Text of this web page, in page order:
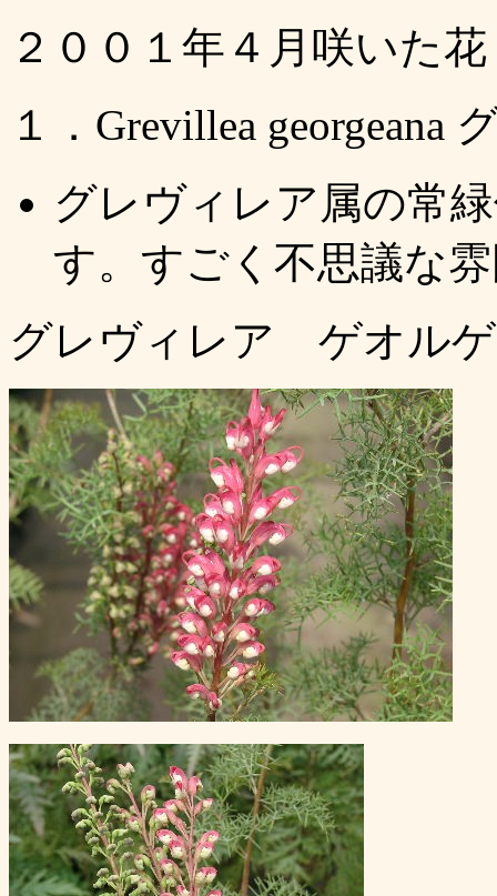
２００１年４月咲いた花
１．Grevillea
グレヴィレア属の常
す。すごく不思議な
グレヴィレア ゲオル